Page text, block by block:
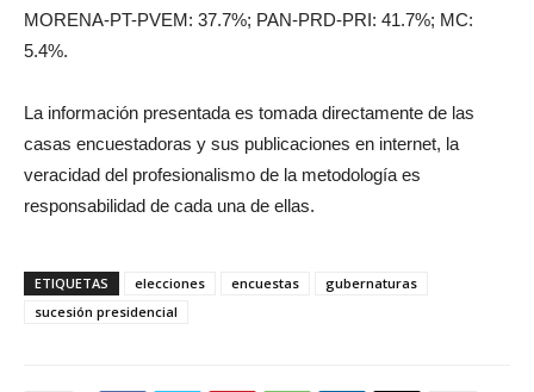
MORENA-PT-PVEM: 37.7%; PAN-PRD-PRI: 41.7%; MC:
5.4%.
La información presentada es tomada directamente de las
casas encuestadoras y sus publicaciones en internet, la
veracidad del profesionalismo de la metodología es
responsabilidad de cada una de ellas.
ETIQUETAS elecciones encuestas
gubernaturas
sucesión presidencial